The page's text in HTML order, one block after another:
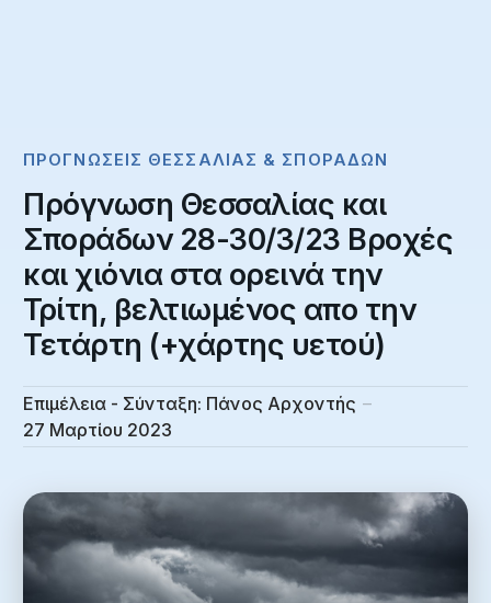
ΠΡΟΓΝΏΣΕΙΣ ΘΕΣΣΑΛΊΑΣ & ΣΠΟΡΆΔΩΝ
Πρόγνωση Θεσσαλίας και
Σποράδων 28-30/3/23 Βροχές
και χιόνια στα ορεινά την
Τρίτη, βελτιωμένος απο την
Τετάρτη (+χάρτης υετού)
Επιμέλεια - Σύνταξη: Πάνος Αρχοντής
27 Μαρτίου 2023